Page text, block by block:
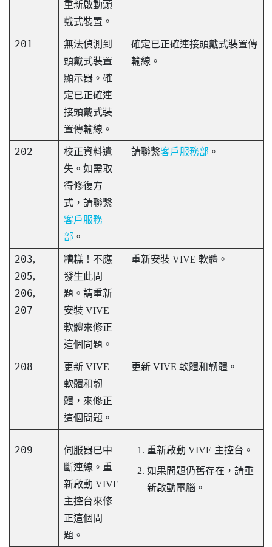
重新啟動頭
戴式裝置。
201
無法偵測到
頭戴式裝置
顯示器。確
定已正確連
接頭戴式裝
置傳輸線。
確定已正確連接頭戴式裝置傳
輸線。
202
校正資料遺
失。如需取
得修復方
式，請聯繫
客戶服務
部 。
請聯繫客戶服務部 。
203,
205,
206,
207
糟糕！不應
發生此問
題。請重新
安裝 VIVE
軟體來修正
這個問題。
重新安裝 VIVE 軟體。
208
更新 VIVE
軟體和韌
體，來修正
這個問題。
更新 VIVE 軟體和韌體。
209
伺服器已中
斷連線。重
新啟動 VIVE
主控台來修
正這個問
題。
重新啟動 VIVE 主控台 。
如果問題仍舊存在，請重
新啟動電腦。